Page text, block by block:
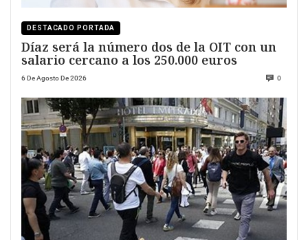
DESTACADO PORTADA
Díaz será la número dos de la OIT con un
salario cercano a los 250.000 euros
6 De Agosto De 2026 0